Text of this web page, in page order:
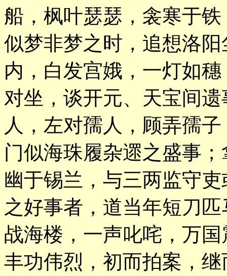
船，枫叶瑟瑟，衾寒于铁
似梦非梦之时，追想洛
内，白发宫娥，一灯如
对坐，谈开元、天宝间
人，左对孺人，顾弄孺
门似海珠履杂遝之盛事
幽于锡兰，与三两监守吏
之好事者，道当年短刀
战海楼，一声叱咤，万国
丰功伟烈，初而拍案，